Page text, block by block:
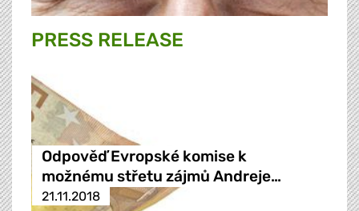
PRESS RELEASE
Odpověď Evropské komise k
možnému střetu zájmů Andreje…
21.11.2018